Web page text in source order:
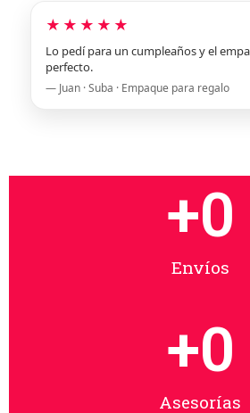
★★★★★
Lo pedí para un cumpleaños y el
perfecto.
— Juan · Suba · Empaque para regalo
Envíos
+0
Asesorías
+0